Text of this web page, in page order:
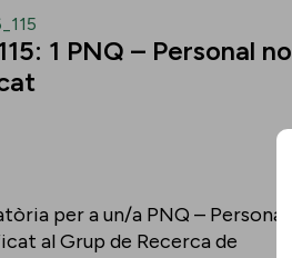
1 PNQ – Personal no
per a un/a PNQ – Personal
al Grup de Recerca de